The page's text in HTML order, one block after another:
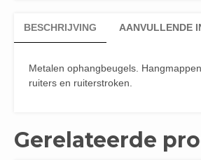
BESCHRIJVING AANVULLENDE
Metalen ophangbeugels.
ruiters en ruiterstroken.
Gerelateerde